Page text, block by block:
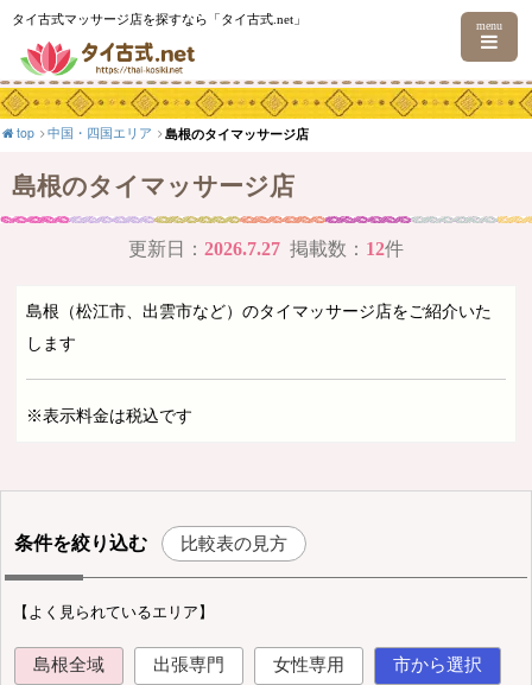
タイ古式マッサージ店を探すなら「タイ古式.net」 menu
top 中国・四国エリア 島根のタイマッサージ店
島根のタイマッサージ店
更新日： 2026.7.27 掲載数： 12件
島根（松江市、出雲市など）のタイマッサージ店をご紹介いた
します
※表示料金は税込です
条件を絞り込む 比較表の見方
【よく見られているエリア】
島根全域 出張専門 女性専用 市から選択